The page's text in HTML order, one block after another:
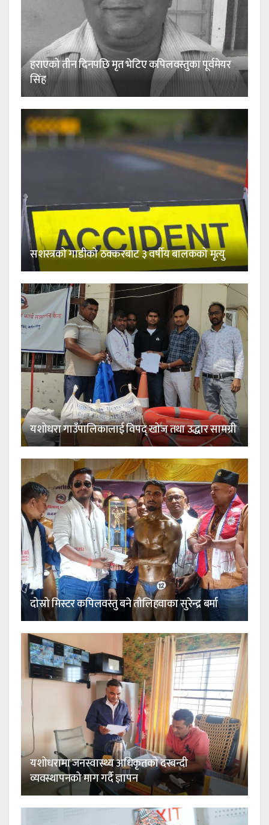
हराएको तीन दिनपछि मृत भेटिए कपिलवस्तुका पूर्वमेयर
सिंह
सशस्त्रको गाडीको ठक्करबाट ३ वर्षीय बालकको मृत्यु
यशोधरा गाउँपालिकालाई विपद् खोज तथा उद्धार सामग्री
दोस्रो मिस्टर कपिलवस्तु बने तौलिहवाका सुरेन्द्र बर्मा
यशोधरामा जनस्वास्थ्य अधिकृतको दरबन्दी
व्यवस्थापनको माग गर्दै ज्ञापन